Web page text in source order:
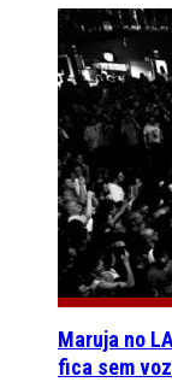
Maruja no
fica sem voz